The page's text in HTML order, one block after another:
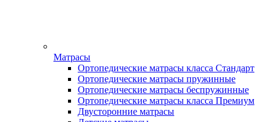
Матрасы
Ортопедические матрасы класса Стандарт
Ортопедические матрасы пружинные
Ортопедические матрасы беспружинные
Ортопедические матрасы класса Премиум
Двусторонние матрасы